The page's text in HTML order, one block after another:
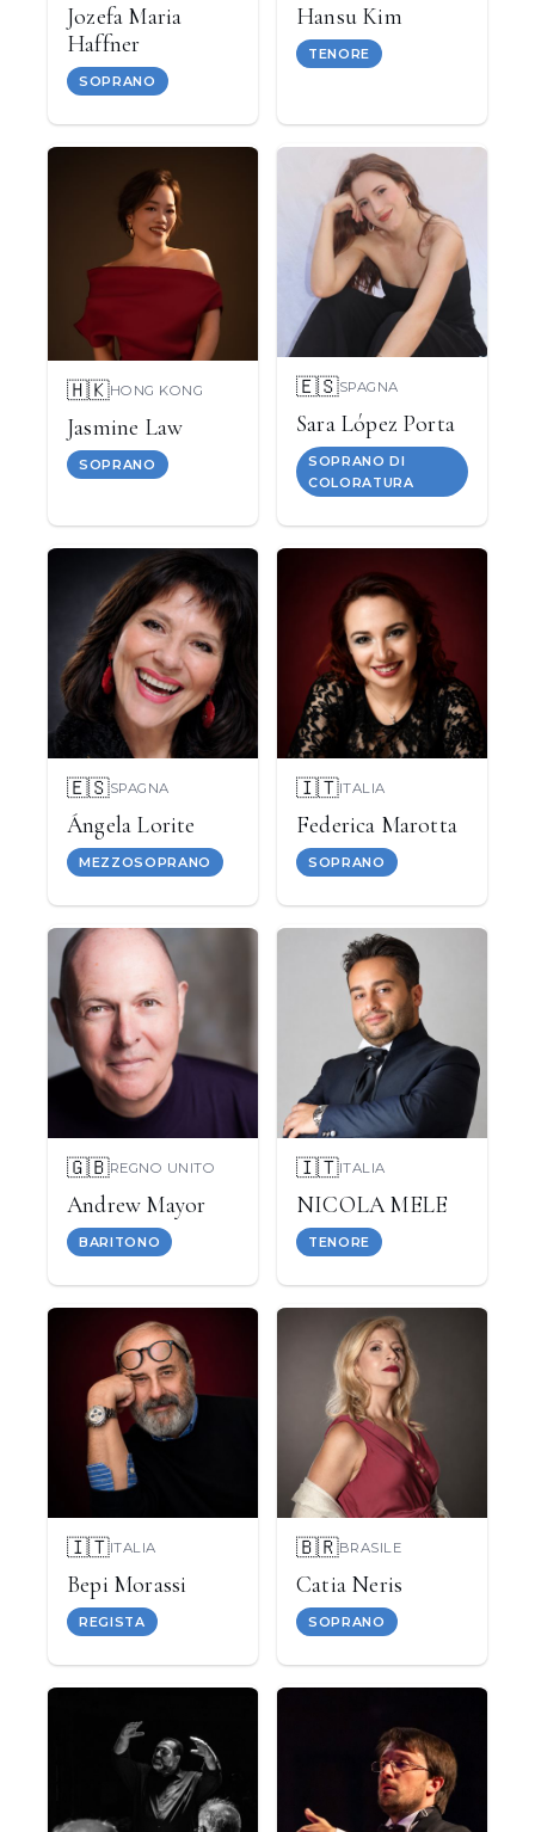
Jozefa Maria
Haffner
SOPRANO
Hansu Kim
TENORE
🇭🇰HONG KONG
Jasmine Law
SOPRANO
🇪🇸SPAGNA
Sara López Porta
SOPRANO DI
COLORATURA
🇪🇸SPAGNA
Ángela Lorite
MEZZOSOPRANO
🇮🇹ITALIA
Federica Marotta
SOPRANO
🇬🇧REGNO UNITO
Andrew Mayor
BARITONO
🇮🇹ITALIA
NICOLA MELE
TENORE
🇮🇹ITALIA
Bepi Morassi
REGISTA
🇧🇷BRASILE
Catia Neris
SOPRANO